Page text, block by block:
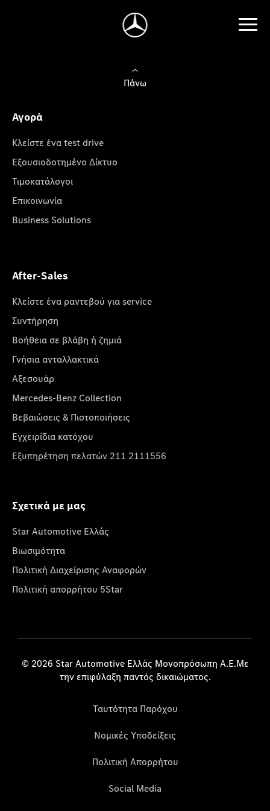
Πάνω
Αγορά
Κλείστε ένα test drive
Εξουσιοδοτημένο Δίκτυο
Τιμοκατάλογοι
Επικοινωνία
Business Solutions
After-Sales
Κλείστε ένα ραντεβού για service
Συντήρηση
Βοήθεια σε βλάβη ή ζημιά
Γνήσια ανταλλακτικά
Αξεσουάρ
Mercedes-Benz Collection
Βεβαιώσεις & Πιστοποιήσεις
Εγχειρίδια κατόχου
Εξυπηρέτηση πελατών 211 2111556
Σχετικά με μας
Star Automotive Ελλάς
Βιωσιμότητα
Πολιτική Διαχείρισης Αναφορών
Πολιτική απορρήτου 5Star
© 2026 Star Automotive Ελλάς Μονοπρόσωπη Α.Ε.Με
την επιφύλαξη παντός δικαιώματος.
Ταυτότητα Παρόχου
Νομικές Υποδείξεις
Πολιτική Απορρήτου
Social Media